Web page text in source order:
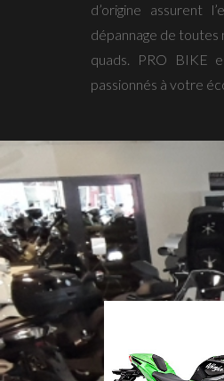
d’origine assurent
dépannage de
quads. PRO BIKE
passionnés à votre